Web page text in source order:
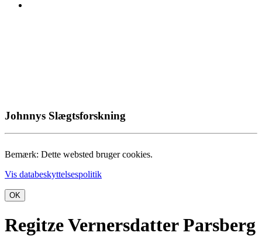
Johnnys Slægtsforskning
Bemærk: Dette websted bruger cookies.
Vis databeskyttelsespolitik
OK
Regitze Vernersdatter Parsberg